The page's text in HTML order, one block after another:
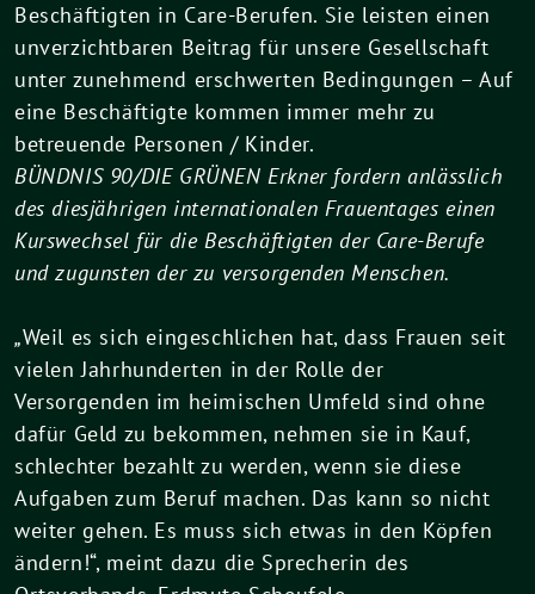
Beschäftigten in Care-Berufen. Sie leisten einen
unverzichtbaren Beitrag für unsere Gesellschaft
unter zunehmend erschwerten Bedingungen – Auf
eine Beschäftigte kommen immer mehr zu
betreuende Personen / Kinder.
BÜNDNIS 90/DIE GRÜNEN Erkner fordern anlässlich
des diesjährigen internationalen Frauentages einen
Kurswechsel für die Beschäftigten der Care-Berufe
und zugunsten der zu versorgenden Menschen.
„Weil es sich eingeschlichen hat, dass Frauen seit
vielen Jahrhunderten in der Rolle der
Versorgenden im heimischen Umfeld sind ohne
dafür Geld zu bekommen, nehmen sie in Kauf,
schlechter bezahlt zu werden, wenn sie diese
Aufgaben zum Beruf machen. Das kann so nicht
weiter gehen. Es muss sich etwas in den Köpfen
ändern!“, meint dazu die Sprecherin des